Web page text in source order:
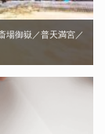
場御嶽／普天満宮／